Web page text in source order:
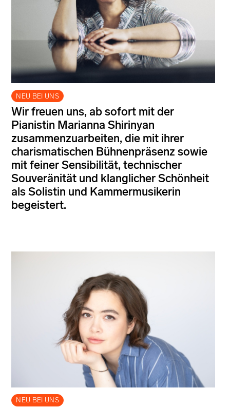
NEU BEI UNS
Wir freuen uns, ab sofort mit der
Pianistin Marianna Shirinyan
zusammenzuarbeiten, die mit ihrer
charismatischen Bühnenpräsenz sowie
mit feiner Sensibilität, technischer
Souveränität und klanglicher Schönheit
als Solistin und Kammermusikerin
begeistert.
NEU BEI UNS